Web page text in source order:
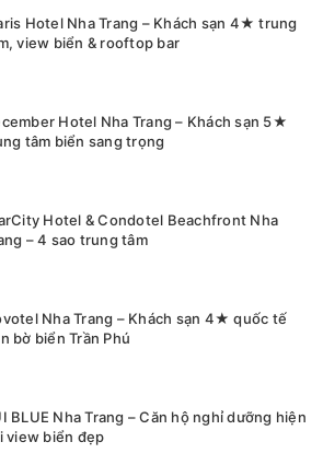
Hotel Nha Trang – Khách sạn 4★ trung
view biển & rooftop bar
Hotel Nha Trang – Khách sạn 5★
tâm biển sang trọng
Hotel & Condotel Beachfront Nha
– 4 sao trung tâm
Nha Trang – Khách sạn 4★ quốc tế
bờ biển Trần Phú
BLUE Nha Trang – Căn hộ nghỉ dưỡng hiện
view biển đẹp